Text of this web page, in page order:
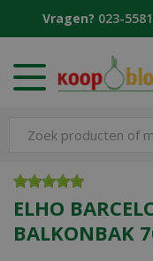
Vragen? 023-
ELHO
BALKONBAK